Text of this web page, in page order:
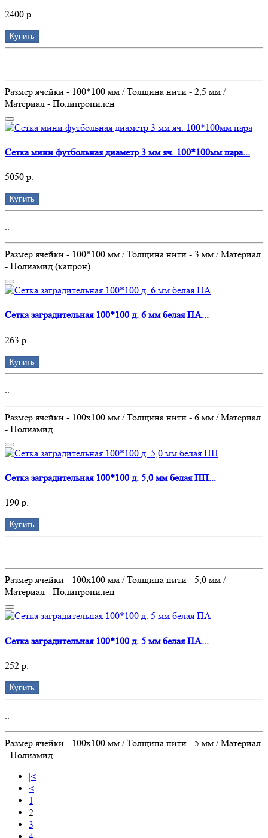
2400 р.
Купить
Размер ячейки - 100*100 мм / Толщина нити - 2,5 мм /
Материал - Полипропилен
Сетка мини футбольная диаметр 3 мм яч. 100*100мм пара...
5050 р.
Купить
..
Размер ячейки - 100*100 мм / Толщина нити - 3 мм / Материал
- Полиамид (капрон)
Сетка заградительная 100*100 д. 6 мм белая ПА...
263 р.
Купить
Размер ячейки - 100х100 мм / Толщина нити - 6 мм / Материал
- Полиамид
Сетка заградительная 100*100 д. 5,0 мм белая ПП...
190 р.
Купить
..
Размер ячейки - 100х100 мм / Толщина нити - 5,0 мм /
Материал - Полипропилен
Сетка заградительная 100*100 д. 5 мм белая ПА...
252 р.
Купить
..
Размер ячейки - 100х100 мм / Толщина нити - 5 мм / Материал
- Полиамид
|<
<
1
2
3